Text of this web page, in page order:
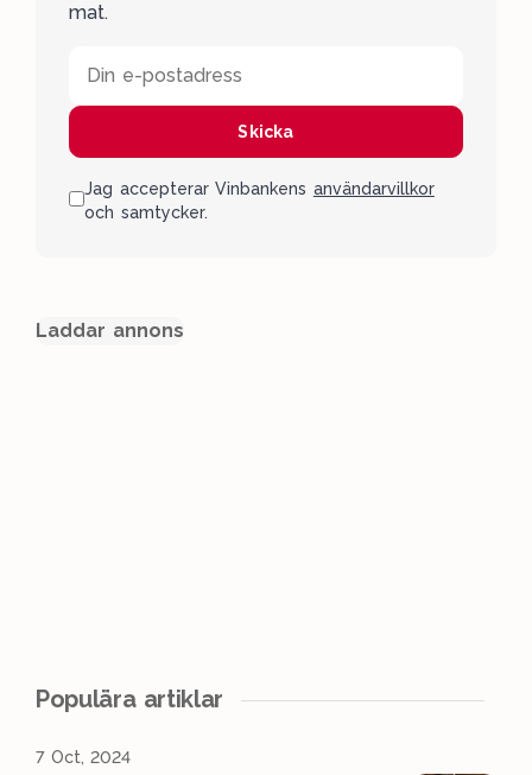
mat.
Din e-postadress
Skicka
Jag accepterar Vinbankens användarvillkor
och samtycker.
Laddar annons
Populära artiklar
7 Oct, 2024